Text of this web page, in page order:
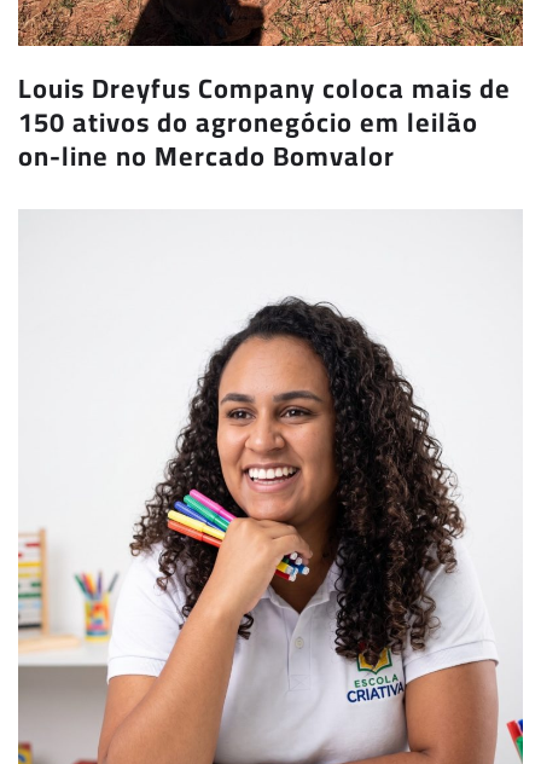
Louis Dreyfus Company coloca mais de
150 ativos do agronegócio em leilão
on-line no Mercado Bomvalor